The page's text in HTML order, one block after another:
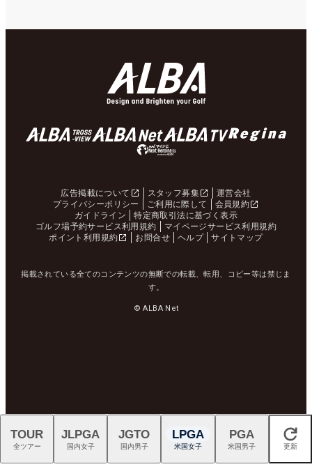
広告掲載について スタッフ募集
運営会社
プライバシーポリシー
ご利用に際して
会員規約
ガイドライン
特定商取引法に基づく表示
ゴルフ場予約サービス利用規約
マイページサービス利用規約
ポイント利用規約
お問合せ ヘルプ サイトマップ
掲載されている全てのコンテンツの無断での転載、転用、コピー等は禁じま
す。
© ALBA Net
閉じる
TOUR
全ツアー
JLPGA
国内女子
JGTO
国内男子
LPGA
米国女子
PGA
米国男子 更新